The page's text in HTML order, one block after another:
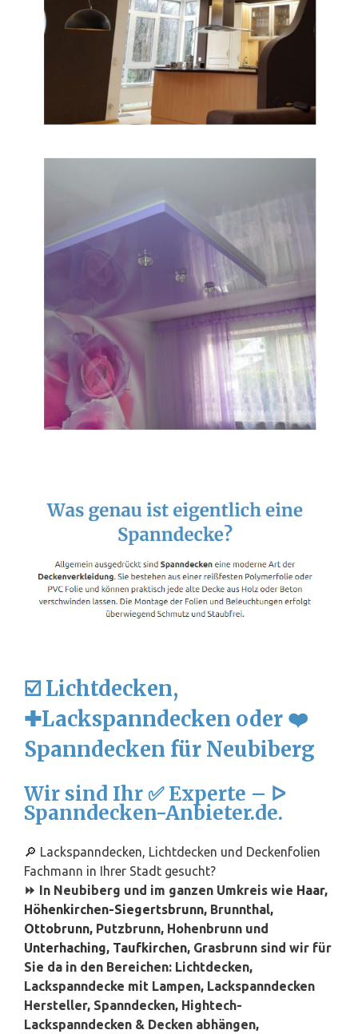
☑️ Lichtdecken,
✚Lackspanndecken oder ❤️
Spanndecken für Neubiberg
Wir sind Ihr ✅ Experte – ᐅ
Spanndecken-Anbieter.de.
🔎 Lackspanndecken, Lichtdecken und Deckenfolien
Fachmann in Ihrer Stadt gesucht?
⏩ In Neubiberg und im ganzen Umkreis wie Haar,
Höhenkirchen-Siegertsbrunn, Brunnthal,
Ottobrunn, Putzbrunn, Hohenbrunn und
Unterhaching, Taufkirchen, Grasbrunn sind wir für
Sie da in den Bereichen: Lichtdecken,
Lackspanndecke mit Lampen, Lackspanndecken
Hersteller, Spanndecken, Hightech-
Lackspanndecken & Decken abhängen,